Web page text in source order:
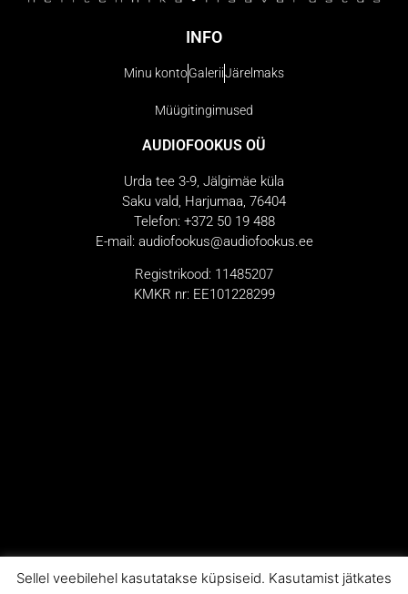
INFO
Minu kontoGaleriiJärelmaks
Müügitingimused
AUDIOFOOKUS OÜ
Urda tee 3-9, Jälgimäe küla
Saku vald, Harjumaa, 76404
Telefon: +372 50 19 488
E-mail: audiofookus@audiofookus.ee
Registrikood: 11485207
KMKR nr: EE101228299
Sellel veebilehel kasutatakse küpsiseid. Kasutamist jätkates